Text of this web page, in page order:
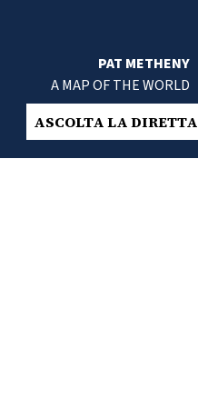
PAT METHENY
A MAP OF THE WORLD
ASCOLTA LA DIRETTA